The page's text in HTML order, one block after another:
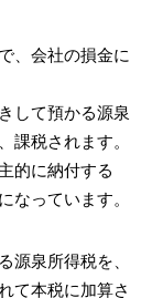
、会社の損金に
して預かる源泉
課税されます。
的に納付する
なっています。
源泉所得税を、
て本税に加算さ